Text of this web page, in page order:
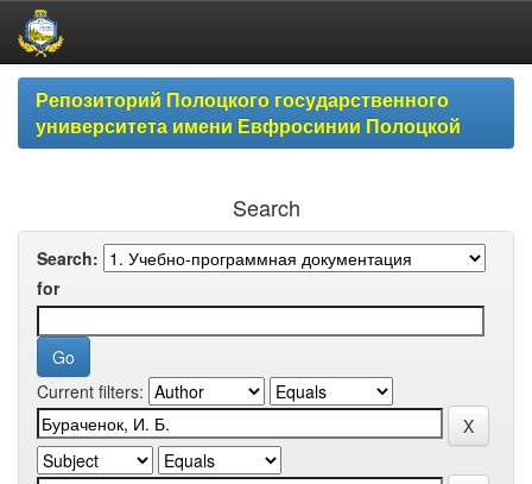
Skip
navigationРепозиторий Полоцкого государственного
университета имени Евфросинии Полоцкой
Search
Search:
for
Current filters: